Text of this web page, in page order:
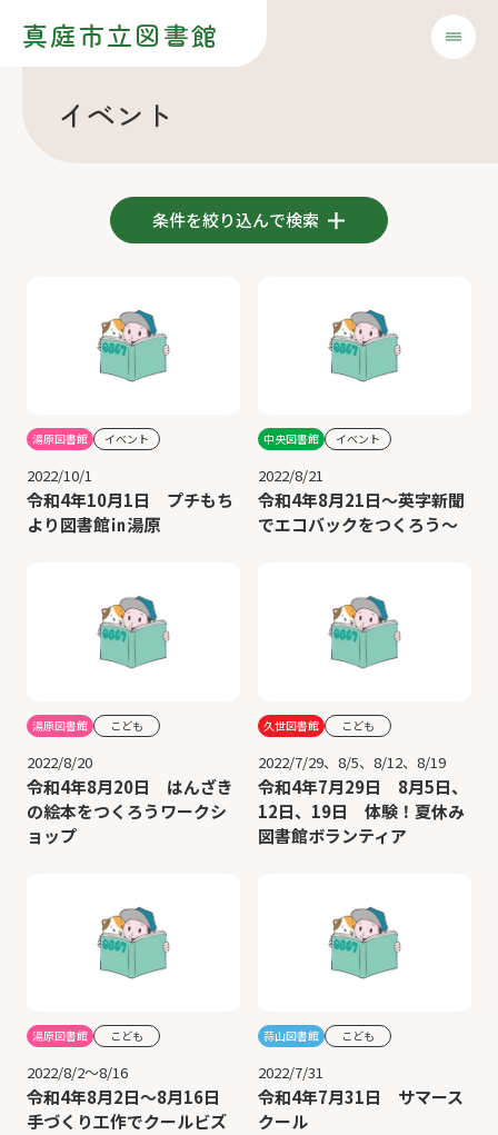
真庭市立図書館
イベント
条件を絞り込んで検索
湯原図書館 イベント
2022/10/1
令和4年10月1日 プチもち
より図書館㏌湯原
中央図書館 イベント
2022/8/21
令和4年8月21日～英字新聞
でエコバックをつくろう～
湯原図書館 こども
2022/8/20
令和4年8月20日 はんざき
の絵本をつくろうワークシ
ョップ
久世図書館 こども
2022/7/29、8/5、8/12、8/19
令和4年7月29日 8月5日、
12日、19日 体験！夏休み
図書館ボランティア
湯原図書館 こども
2022/8/2～8/16
令和4年8月2日～8月16日
手づくり工作でクールビズ
蒜山図書館 こども
2022/7/31
令和4年7月31日 サマース
クール